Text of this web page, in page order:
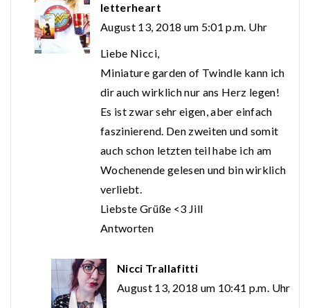
letterheart
August 13, 2018 um 5:01 p.m. Uhr
Liebe Nicci,
Miniature garden of Twindle kann ich
dir auch wirklich nur ans Herz legen!
Es ist zwar sehr eigen, aber einfach
faszinierend. Den zweiten und somit
auch schon letzten teil habe ich am
Wochenende gelesen und bin wirklich
verliebt.
Liebste Grüße <3 Jill
Antworten
Nicci Trallafitti
August 13, 2018 um 10:41 p.m. Uhr